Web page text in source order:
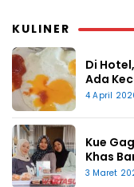
KULINER
Di
Ada
4 April
Kue
Khas
3 Maret